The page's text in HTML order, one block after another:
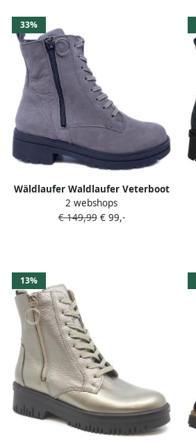
33%
Wäldlaufer Waldlaufer Veterboot
648803 189 052 Carbon Grijs
Glitter Wijdte K
2 webshops
€ 149,99€ 99,-
13%